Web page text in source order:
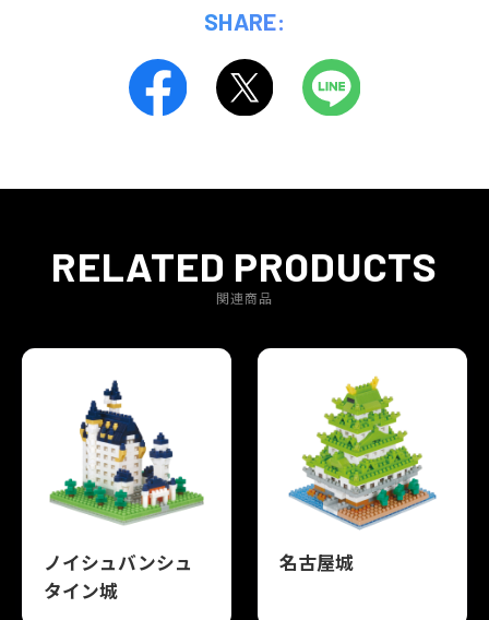
SHARE:
RELATED PRODUCTS
関連商品
ノイシュバンシュ
タイン城
名古屋城